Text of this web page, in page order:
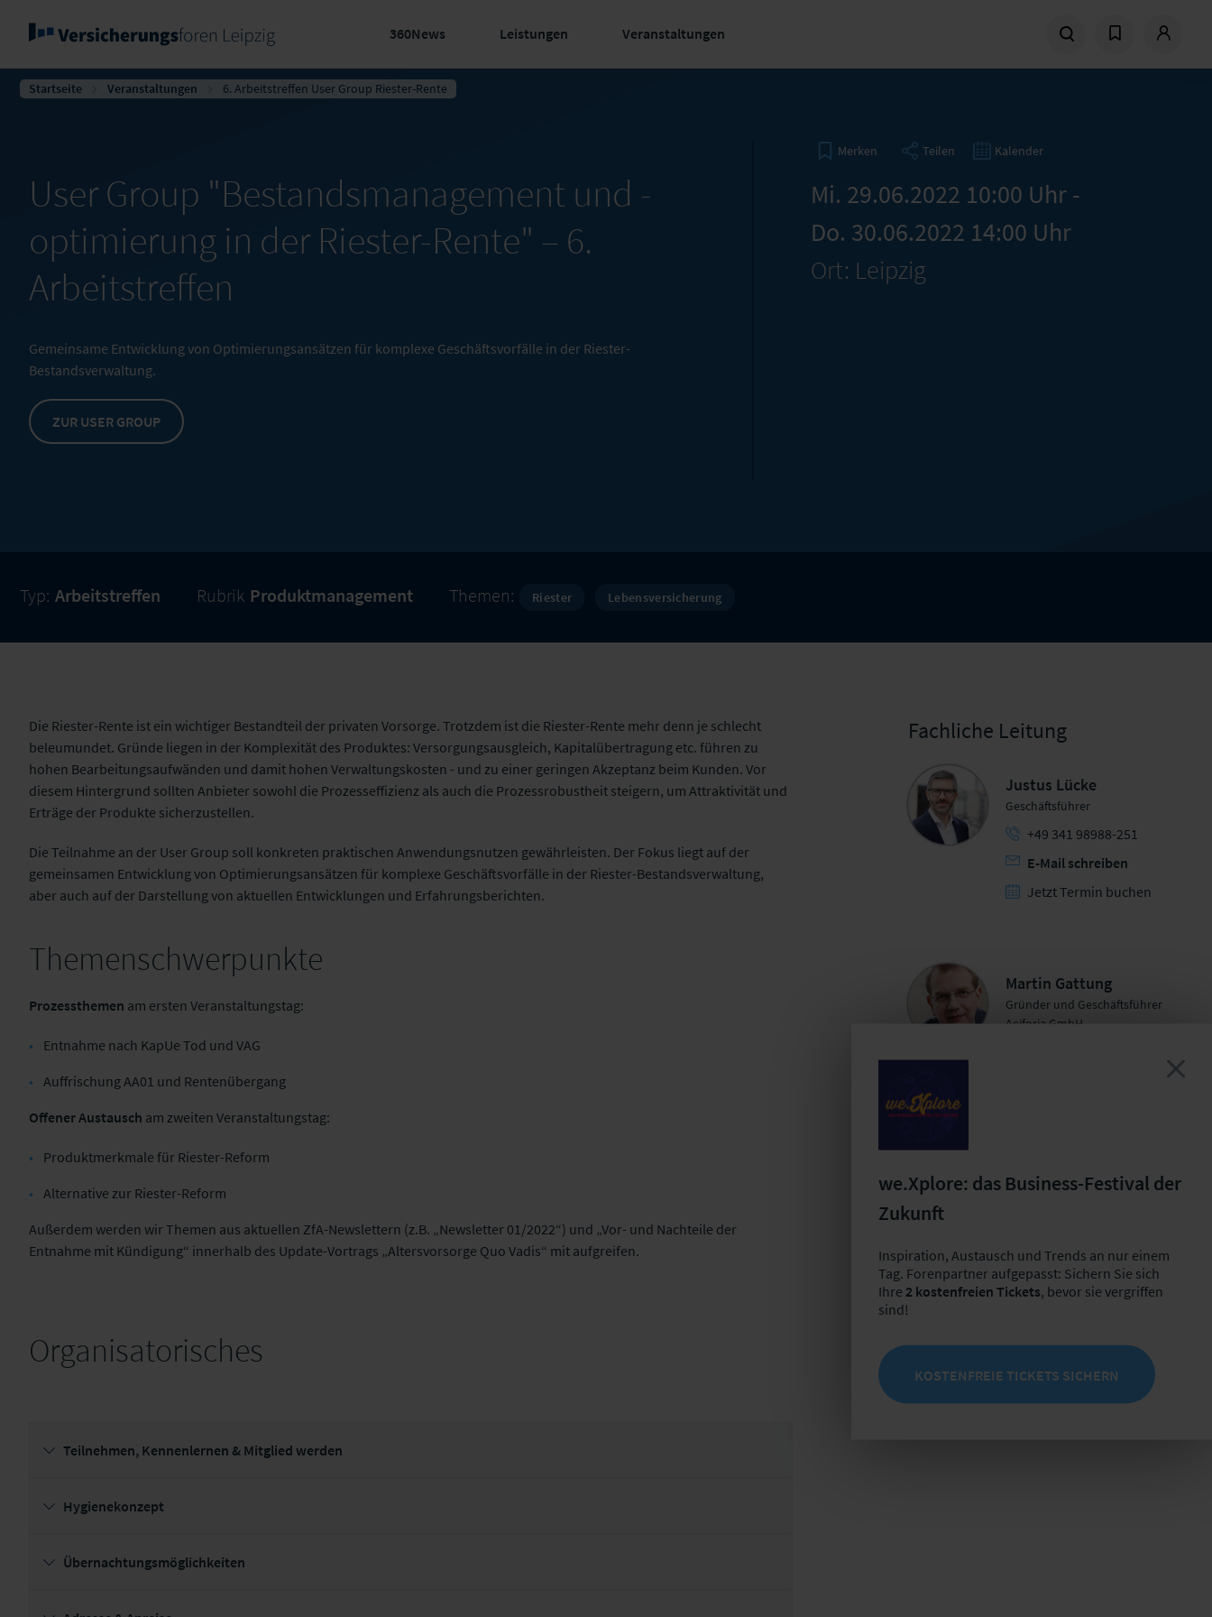
360News Leistungen Veranstaltungen
Startseite Veranstaltungen 6. Arbeitstreffen User Group Riester-Rente
User Group "Bestandsmanagement und -
optimierung in der Riester-Rente" – 6.
Arbeitstreffen
Gemeinsame Entwicklung von Optimierungsansätzen für komplexe Geschäftsvorfälle in der Riester-
Bestandsverwaltung.
ZUR USER GROUP
Merken Teilen Kalender
Mi. 29.06.2022 10:00 Uhr -
Do. 30.06.2022 14:00 Uhr
Ort: Leipzig
Typ: Arbeitstreffen Rubrik Produktmanagement Themen: Riester Lebensversicherung
Die Riester-Rente ist ein wichtiger Bestandteil der privaten Vorsorge. Trotzdem ist die Riester-Rente mehr denn je schlecht
beleumundet. Gründe liegen in der Komplexität des Produktes: Versorgungsausgleich, Kapitalübertragung etc. führen zu
hohen Bearbeitungsaufwänden und damit hohen Verwaltungskosten - und zu einer geringen Akzeptanz beim Kunden. Vor
diesem Hintergrund sollten Anbieter sowohl die Prozesseffizienz als auch die Prozessrobustheit steigern, um Attraktivität und
Erträge der Produkte sicherzustellen.
Die Teilnahme an der User Group soll konkreten praktischen Anwendungsnutzen gewährleisten. Der Fokus liegt auf der
gemeinsamen Entwicklung von Optimierungsansätzen für komplexe Geschäftsvorfälle in der Riester-Bestandsverwaltung,
aber auch auf der Darstellung von aktuellen Entwicklungen und Erfahrungsberichten.
Themenschwerpunkte
Prozessthemen am ersten Veranstaltungstag:
Entnahme nach KapUe Tod und VAG
Auffrischung AA01 und Rentenübergang
Offener Austausch am zweiten Veranstaltungstag:
Produktmerkmale für Riester-Reform
Alternative zur Riester-Reform
Außerdem werden wir Themen aus aktuellen ZfA-Newslettern (z.B. „Newsletter 01/2022“) und „Vor- und Nachteile der
Entnahme mit Kündigung“ innerhalb des Update-Vortrags „Altersvorsorge Quo Vadis“ mit aufgreifen.
Organisatorisches
Teilnehmen, Kennenlernen & Mitglied werden
Hygienekonzept
Übernachtungsmöglichkeiten
Fachliche Leitung
Justus Lücke
Geschäftsführer
+49 341 98988-251
E-Mail schreiben
Jetzt Termin buchen
Martin Gattung
Gründer und Geschäftsführer
Aeiforia GmbH
Groups
+49 341 98988-265
we.Xplore: das Business-Festival der
Zukunft
Inspiration, Austausch und Trends an nur einem
Tag. Forenpartner aufgepasst: Sichern Sie sich
Ihre 2 kostenfreien Tickets, bevor sie vergriffen
sind!
KOSTENFREIE TICKETS SICHERN